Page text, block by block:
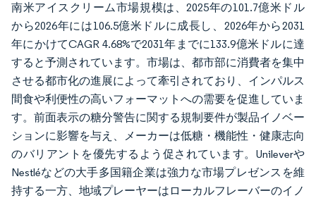
南米アイスクリーム市場規模は、2025年の101.7億米ドル
から2026年には106.5億米ドルに成長し、2026年から2031
年にかけてCAGR 4.68%で2031年までに133.9億米ドルに達
すると予測されています。市場は、都市部に消費者を集中
させる都市化の進展によって牽引されており、インパルス
間食や利便性の高いフォーマットへの需要を促進していま
す。前面表示の糖分警告に関する規制要件が製品イノベー
ションに影響を与え、メーカーは低糖・機能性・健康志向
のバリアントを優先するよう促されています。Unileverや
Nestléなどの大手多国籍企業は強力な市場プレゼンスを維
持する一方、地域プレーヤーはローカルフレーバーのイノ